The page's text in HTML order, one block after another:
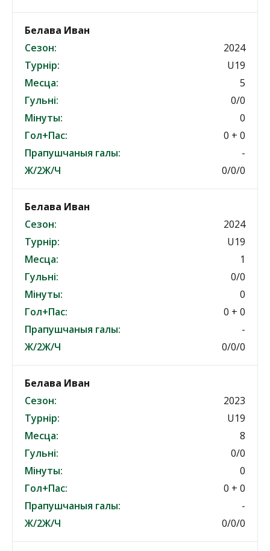
Белава Иван
Сезон:
2024
Турнір:
U19
Месца:
5
Гульні:
0/0
Мінуты:
0
Гол+Пас:
0 + 0
Прапушчаныя галы:
-
Ж/2Ж/Ч
0/0/0
Белава Иван
Сезон:
2024
Турнір:
U19
Месца:
1
Гульні:
0/0
Мінуты:
0
Гол+Пас:
0 + 0
Прапушчаныя галы:
-
Ж/2Ж/Ч
0/0/0
Белава Иван
Сезон:
2023
Турнір:
U19
Месца:
8
Гульні:
0/0
Мінуты:
0
Гол+Пас:
0 + 0
Прапушчаныя галы:
-
Ж/2Ж/Ч
0/0/0